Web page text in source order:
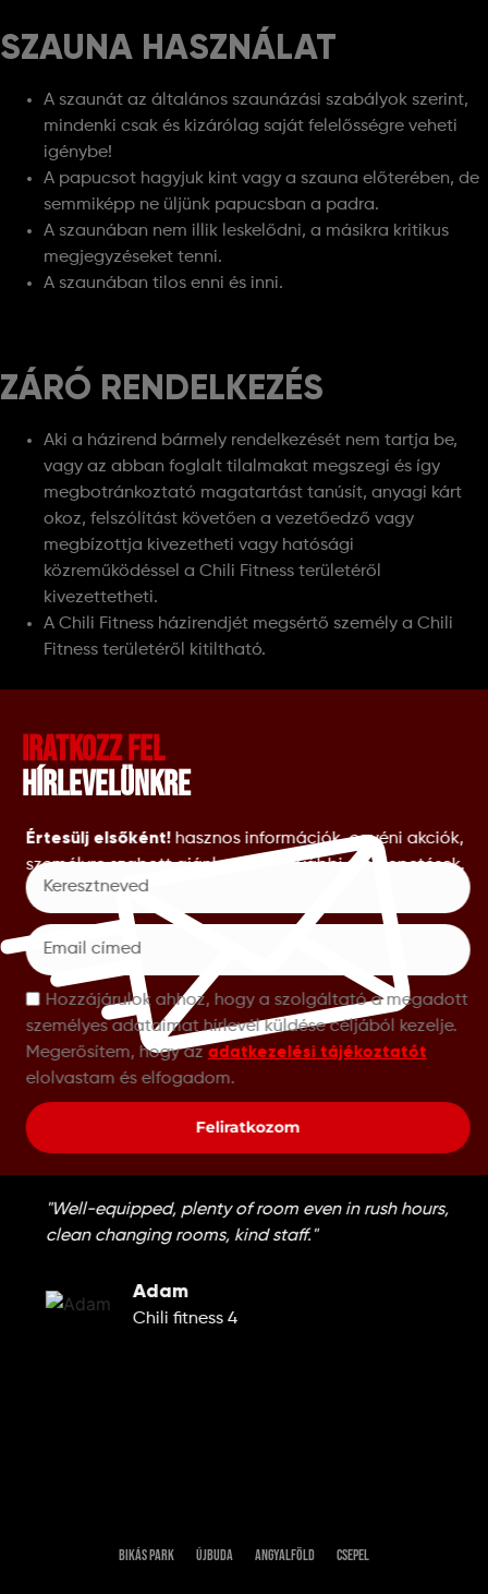
SZAUNA HASZNÁLAT
A szaunát az általános szaunázási szabályok szerint,
mindenki csak és kizárólag saját felelősségre veheti
igénybe!
A papucsot hagyjuk kint vagy a szauna előterében, de
semmiképp ne üljünk papucsban a padra.
A szaunában nem illik leskelődni, a másikra kritikus
megjegyzéseket tenni.
A szaunában tilos enni és inni.
ZÁRÓ RENDELKEZÉS
Aki a házirend bármely rendelkezését nem tartja be,
vagy az abban foglalt tilalmakat megszegi és így
megbotránkoztató magatartást tanúsít, anyagi kárt
okoz, felszólítást követően a vezetőedző vagy
megbízottja kivezetheti vagy hatósági
közreműködéssel a Chili Fitness területéről
kivezettetheti.
A Chili Fitness házirendjét megsértő személy a Chili
Fitness területéről kitiltható.
Iratkozz fel
hírlevelünkre
Értesülj elsőként!hasznos információk, egyéni akciók,
személyre szabott ajánlatok és további meglepetések.
Hozzájárulok ahhoz, hogy a szolgáltató a megadott
személyes adataimat hírlevél küldése céljából kezelje.
Megerősítem, hogy azadatkezelési tájékoztatót
elolvastam és elfogadom.
Feliratkozom
"Well-equipped, plenty of room even in rush hours,
clean changing rooms, kind staff."
Adam
Chili fitness 4
Bikás park Újbuda Angyalföld Csepel